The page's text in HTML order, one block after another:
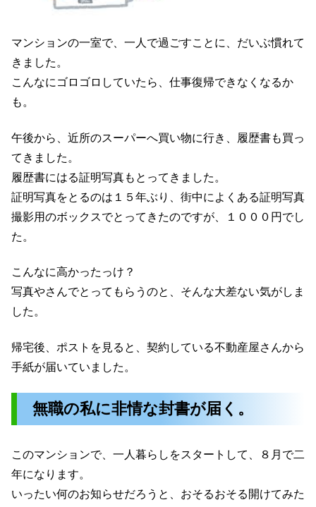
マンションの一室で、一人で過ごすことに、だいぶ慣れて
きました。
こんなにゴロゴロしていたら、仕事復帰できなくなるか
も。
午後から、近所のスーパーへ買い物に行き、履歴書も買っ
てきました。
履歴書にはる証明写真もとってきました。
証明写真をとるのは１５年ぶり、街中によくある証明写真
撮影用のボックスでとってきたのですが、１０００円でし
た。
こんなに高かったっけ？
写真やさんでとってもらうのと、そんな大差ない気がしま
した。
帰宅後、ポストを見ると、契約している不動産屋さんから
手紙が届いていました。
無職の私に非情な封書が届く。
このマンションで、一人暮らしをスタートして、８月で二
年になります。
いったい何のお知らせだろうと、おそるおそる開けてみた